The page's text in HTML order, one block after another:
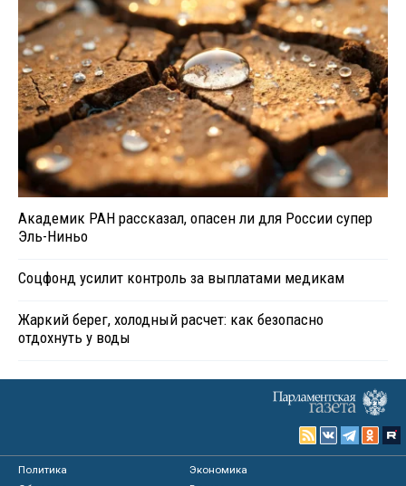
Академик РАН рассказал, опасен ли для России супер
Эль-Ниньо
Соцфонд усилит контроль за выплатами медикам
Жаркий берег, холодный расчет: как безопасно
отдохнуть у воды
Политика
Экономика